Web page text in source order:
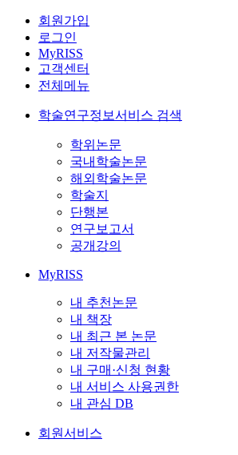
회원가입
로그인
MyRISS
고객센터
전체메뉴
학술연구정보서비스 검색
학위논문
국내학술논문
해외학술논문
학술지
단행본
연구보고서
공개강의
MyRISS
내 추천논문
내 책장
내 최근 본 논문
내 저작물관리
내 구매·신청 현황
내 서비스 사용권한
내 관심 DB
회원서비스